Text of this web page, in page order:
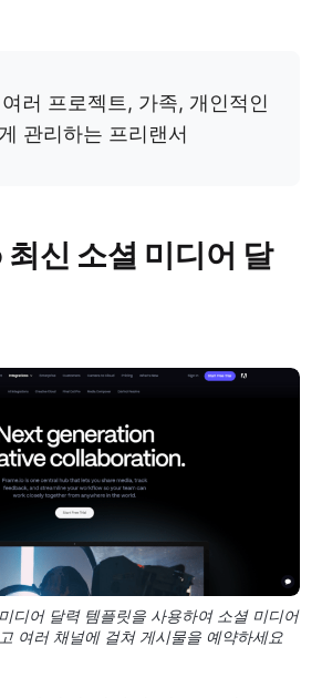
여러 프로젝트, 가족, 개인적인
관리하는 프리랜서
신 소셜 미디어 달
디어 달력 템플릿을 사용하여 소셜 미디어
여러 채널에 걸쳐 게시물을 예약하세요